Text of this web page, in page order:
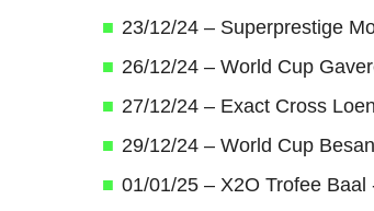
23/12/24 – Superprestige
26/12/24 – World Cup
27/12/24 – Exact Cross
29/12/24 – World Cup
01/01/25 – X2O Trofee Baal